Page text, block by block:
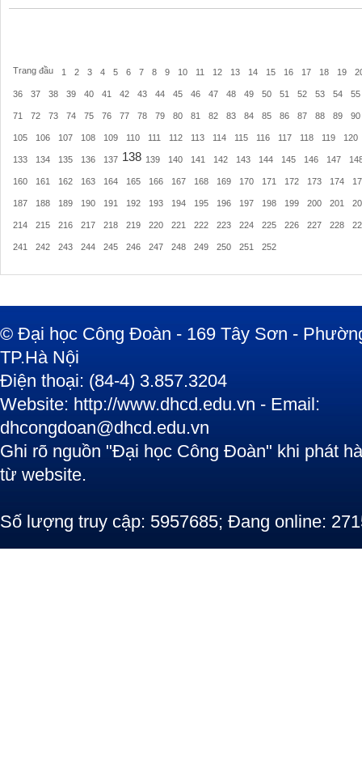
Trang đầu 1 2 3 4 5 6 7 8 9 10 11 12 13 14 15 16 17 18 19
36 37 38 39 40 41 42 43 44 45 46 47 48 49 50 51 52 53 54 55
71 72 73 74 75 76 77 78 79 80 81 82 83 84 85 86 87 88 89 90
105 106 107 108 109 110 111 112 113 114 115 116 117 118 119 120
133 134 135 136 137 138 139 140 141 142 143 144 145 146 147
160 161 162 163 164 165 166 167 168 169 170 171 172 173 174
187 188 189 190 191 192 193 194 195 196 197 198 199 200 201
214 215 216 217 218 219 220 221 222 223 224 225 226 227 228
241 242 243 244 245 246 247 248 249 250 251 252
© Đại học Công Đoàn - 169 Tây Sơn -
TP.Hà Nội
Điện thoại: (84-4) 3.857.3204
Website: http://www.dhcd.edu.vn - Email:
dhcongdoan@dhcd.edu.vn
Ghi rõ nguồn "Đại học Công Đoàn" khi phát
từ website.
Số lượng truy cập: 5957685; Đang online: